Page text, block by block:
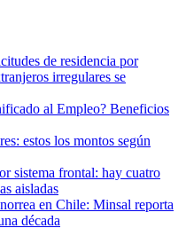
de residencia por
irregulares se
al Empleo? Beneficios
estos los montos según
sistema frontal: hay cuatro
aisladas
en Chile: Minsal reporta
década